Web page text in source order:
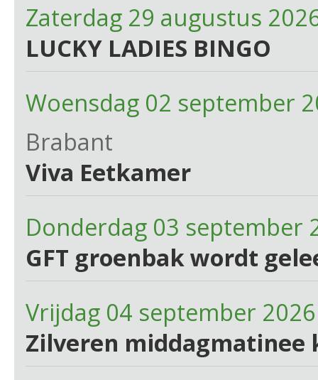
Zaterdag 29 augustus
LUCKY LADIES BINGO
Woensdag 02 september
Brabant
Viva Eetkamer
Donderdag 03 september
GFT groenbak wordt
Vrijdag 04 september 2026
Zilveren middagmatinee